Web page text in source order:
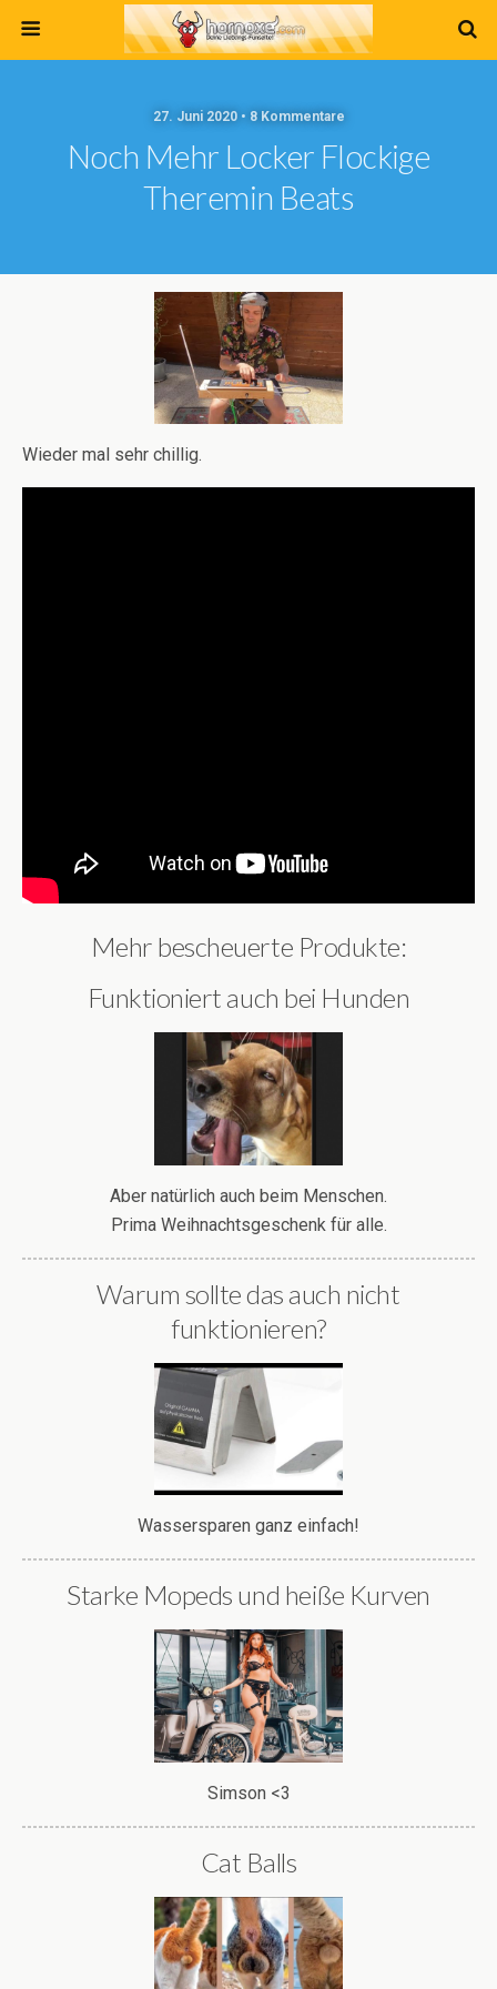
27. Juni 2020 • 8 Kommentare
Noch Mehr Locker Flockige
Theremin Beats
Wieder mal sehr chillig.
Mehr bescheuerte Produkte:
Funktioniert auch bei Hunden
Aber natürlich auch beim Menschen.
Prima Weihnachtsgeschenk für alle.
Warum sollte das auch nicht
funktionieren?
Wassersparen ganz einfach!
Starke Mopeds und heiße Kurven
Simson <3
Cat Balls